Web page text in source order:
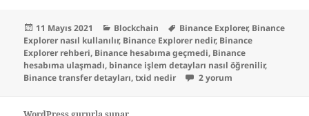
Yayın
tarihi
11 Mayıs 2021 Kategoriler
Blockchain Etiketler
Binance Explorer, Binance
Explorer nasıl kullanılır, Binance Explorer nedir, Binance
Explorer rehberi, Binance hesabıma geçmedi, Binance
hesabıma ulaşmadı, binance işlem detayları nasıl öğrenilir,
Binance transfer detayları,txid nedir Binance Explorer Nasıl
2 yorum